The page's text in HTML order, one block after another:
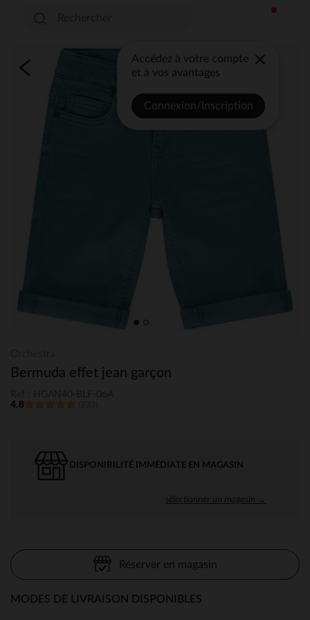
Accédez à votre compte
et à vos avantages
Connexion/Inscription
Bermuda effet jean garçon
4.8
DISPONIBILITÉ IMMÉDIATE EN MAGASIN
sélectionner un magasin →
Réserver en magasin
MODES DE LIVRAISON DISPONIBLES